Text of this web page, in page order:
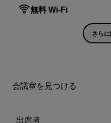
無料 Wi-Fi
さら
会議室を見つける
出席者